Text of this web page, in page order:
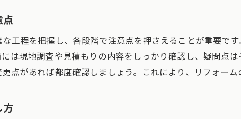
施工後の失敗を防ぐための実践的チェック法
失敗を未然に防ぐリフォームチェックリスト
リフォーム完了後の不具合発見と対処法
点
工程を把握し、各段階で注意点を押さえることが重要で
は現地調査や見積もりの内容をしっかり確認し、疑問点
点があれば都度確認しましょう。これにより、リフォーム